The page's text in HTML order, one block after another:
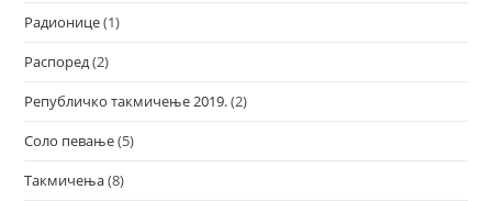
Радионице(1)
Распоред(2)
Републичко такмичење 2019.(2)
Соло певање(5)
Такмичења(8)